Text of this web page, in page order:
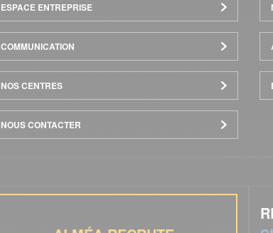
ESPACE ENTREPRISE
COMMUNICATION
NOS CENTRES
NOUS CONTACTER